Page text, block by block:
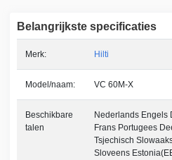
Belangrijkste specificaties
Merk: Hilti
Model/naam: VC 60M-X
Beschikbare
talen
Nederlands Engels
Frans Portugees
Tsjechisch
Sloveens